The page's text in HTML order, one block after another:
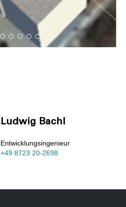
Ludwig Bachl
Entwicklungsingenieur
+49 8723 20-2698